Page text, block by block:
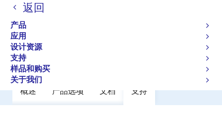
返回
产品
应用
设计资源
支持
样品和购买
关于我们
屑过时
CS5530 Geode™ Clock Source
概述 产品选项 文档 支持